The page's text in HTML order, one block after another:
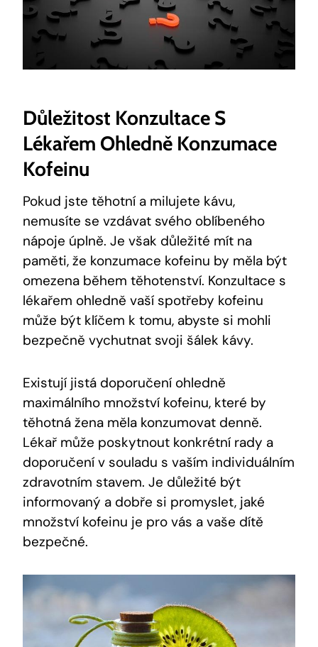
Důležitost Konzultace S
Lékařem Ohledně Konzumace
Kofeinu
Pokud jste těhotní a milujete kávu,
nemusíte se vzdávat svého oblíbeného
nápoje úplně. Je však důležité mít na
paměti, že konzumace kofeinu by měla být
omezena během těhotenství. Konzultace s
lékařem ohledně vaší spotřeby kofeinu
může být klíčem k tomu, abyste si mohli
bezpečně vychutnat svoji šálek kávy.
Existují jistá doporučení ohledně
maximálního množství kofeinu, které by
těhotná žena měla konzumovat denně.
Lékař může poskytnout konkrétní rady a
doporučení v souladu s vaším individuálním
zdravotním stavem. Je důležité být
informovaný a dobře si promyslet, jaké
množství kofeinu je pro vás a vaše dítě
bezpečné.